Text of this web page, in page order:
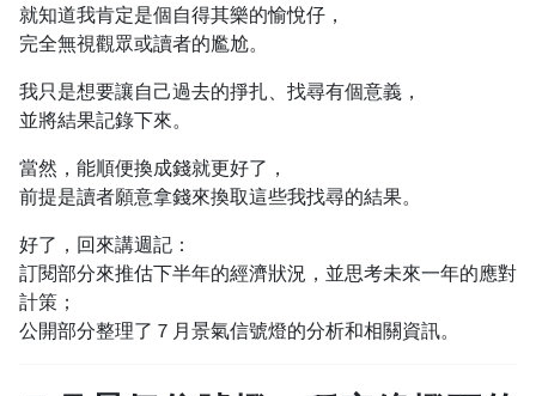
就知道我肯定是個自得其樂的愉悅仔，
完全無視觀眾或讀者的尷尬。
我只是想要讓自己過去的掙扎、找尋有個意義，
並將結果記錄下來。
當然，能順便換成錢就更好了，
前提是讀者願意拿錢來換取這些我找尋的結果。
好了，回來講週記：
訂閱部分來推估下半年的經濟狀況，並思考未來一年的應對
計策；
公開部分整理了７月景氣信號燈的分析和相關資訊。